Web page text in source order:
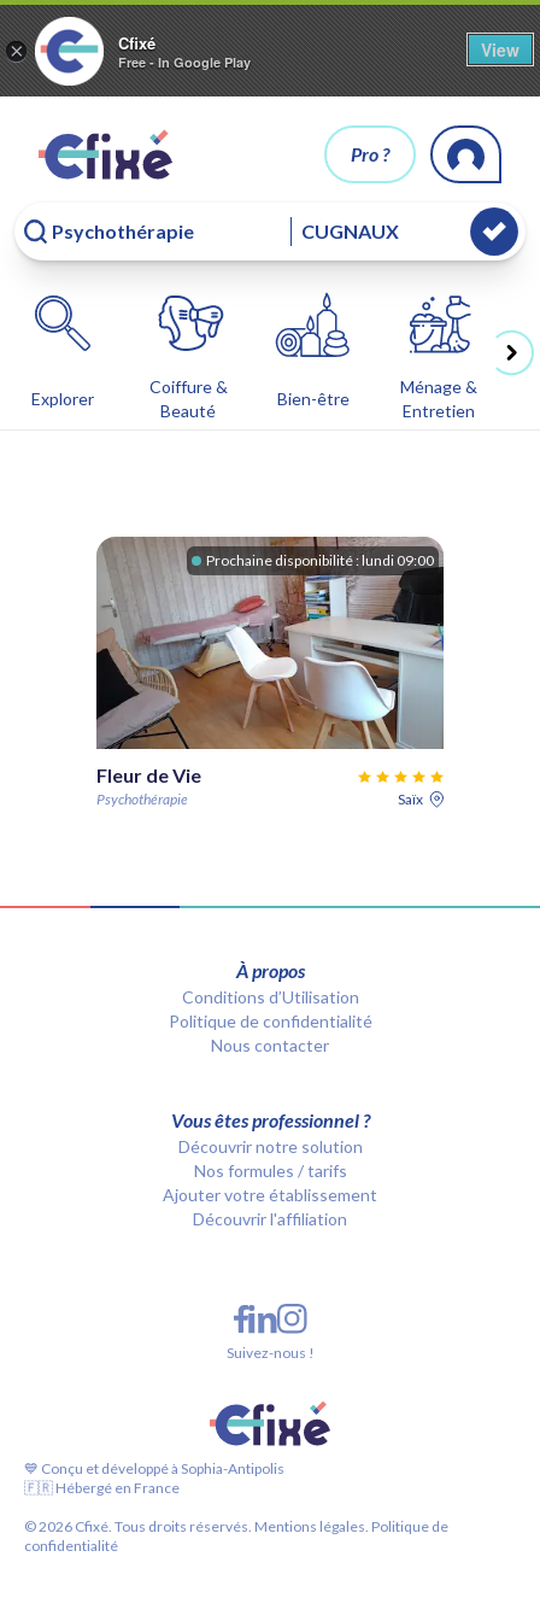
× Cfixé
Free - In Google Play
View
Pro ?
Explorer
Coiffure &
Beauté
Bien-être
Ménage &
Entretien
Prochaine disponibilité :lundi 09:00
Fleur de Vie
Psychothérapie Saïx
À propos
Conditions d’Utilisation
Politique de confidentialité
Nous contacter
Vous êtes professionnel ?
Découvrir notre solution
Nos formules / tarifs
Ajouter votre établissement
Découvrir l'affiliation
💙 Conçu et développé à Sophia-Antipolis
🇫🇷 Hébergé en France
©2026 Cfixé. Tous droits réservés. Mentions légales. Politique de
confidentialité
Suivez-nous !